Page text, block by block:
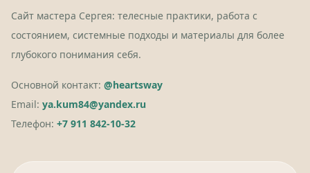
Сайт мастера Сергея: телесные практики, работа с
состоянием, системные подходы и материалы для более
глубокого понимания себя.
Основной контакт: @heartsway
Email: ya.kum84@yandex.ru
Телефон: +7 911 842-10-32